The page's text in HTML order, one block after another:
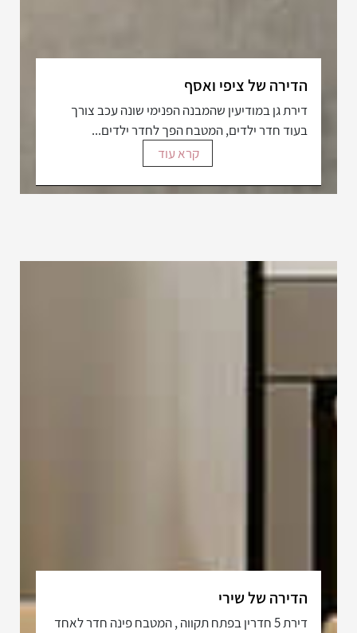
הדירה של ציפי ואסף
דירת גן במודיעין שהמבנה הפנימי שונה עכב צורך
בעוד חדר ילדים, המטבח הפך לחדר ילדים...
קרא עוד
הדירה של שירי
דירת 5 חדרין בפתח תקווה , המטבח פינה חדר לאחד